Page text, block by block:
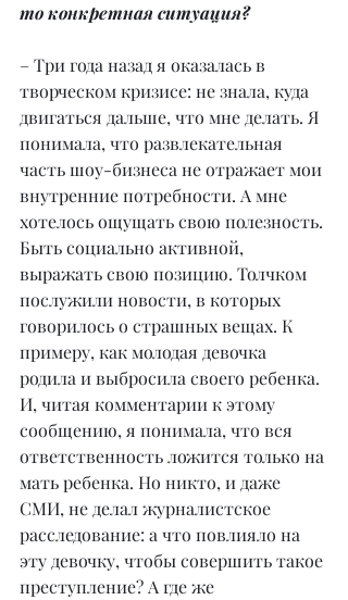
то конкретная ситуация?
– Три года назад я оказалась в
творческом кризисе: не знала, куда
двигаться дальше, что мне делать. Я
понимала, что развлекательная
часть шоу-бизнеса не отражает мои
внутренние потребности. А мне
хотелось ощущать свою полезность.
Быть социально активной,
выражать свою позицию. Толчком
послужили новости, в которых
говорилось о страшных вещах. К
примеру, как молодая девочка
родила и выбросила своего ребенка.
И, читая комментарии к этому
сообщению, я понимала, что вся
ответственность ложится только на
мать ребенка. Но никто, и даже
СМИ, не делал журналистское
расследование: а что повлияло на
эту девочку, чтобы совершить такое
преступление? А где же